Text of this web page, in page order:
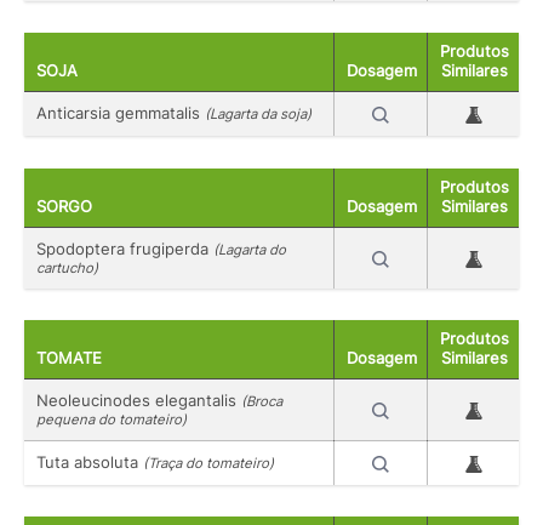
SOJA Dosagem
Produtos
Similares
Anticarsia gemmatalis (Lagarta da soja)
SORGO Dosagem
Produtos
Similares
Spodoptera frugiperda (Lagarta do
cartucho)
TOMATE Dosagem
Produtos
Similares
Neoleucinodes elegantalis (Broca
pequena do tomateiro)
Tuta absoluta (Traça do tomateiro)